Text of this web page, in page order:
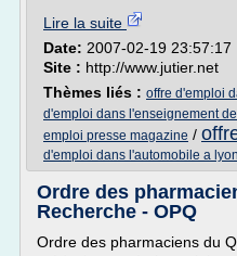
Lire la suite
Date: 2007-02-19 23:57:17
Site : http://www.jutier.net
Thèmes liés : offre d'emploi
d'emploi dans l'enseignement
emploi presse magazine /
d'emploi dans l'automobile a lyon
Ordre des
Recherche - OPQ
Ordre des pharmaciens du